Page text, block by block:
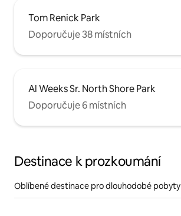
Tom Renick Park
Doporučuje 38 místních
Al Weeks Sr. North Shore Park
Doporučuje 6 místních
Destinace k prozkoumání
Oblíbené destinace pro dlouhodobé pobyty